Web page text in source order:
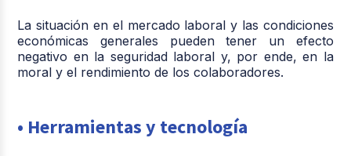
La situación en el mercado laboral y las condiciones
económicas generales pueden tener un efecto
negativo en la seguridad laboral y, por ende, en la
moral y el rendimiento de los colaboradores.
• Herramientas y tecnología